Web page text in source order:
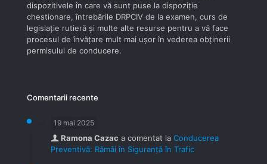
dispozitivele în care vă sunt puse la dispoziţie
chestionare, întrebările DRPCIV de la examen, curs de
legislaţie rutieră şi multe alte resurse pentru a vă face
procesul de învăţare mult mai uşor în vederea obţinerii
permisului de conducere.
Comentarii recente
19 mai 2025
Ramona Cazac a comentat la Conducerea
Preventivă: Rămâi în Siguranță în Trafic